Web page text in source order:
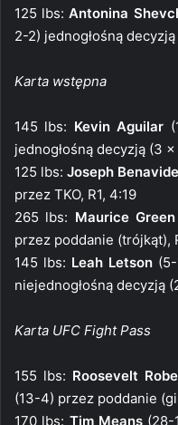
125 lbs:Antonina
2-2) jednogłośną
Karta wstępna
145 lbs: Kevin Aguilar
jednogłośną decyzją (3
125 lbs:Joseph
przez TKO, R1, 4:19
265 lbs: Maurice Green
przez poddanie (trójkąt),
145 lbs: Leah Letson
niejednogłośną decyzją
Karta UFC Fight Pass
155 lbs: Roosevelt
(13-4) przez poddanie
170 lbs: Tim Means(28-